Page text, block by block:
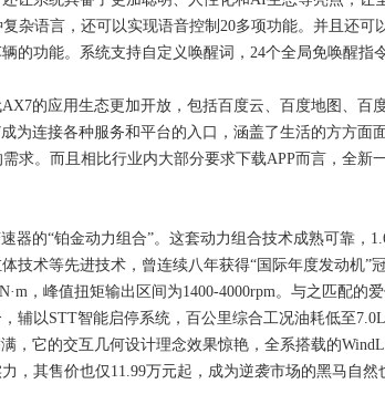
语言，还可以实现语音控制20多项功能。并且还可
的功能。系统支持自定义唤醒词，24个全局免唤醒指
的应用生态更加开放，包括百度云、百度地图、百度
为连接各种服务和平台的入口，涵盖了生活的方方面
求。而且相比行业内大部分要求下载APP而言，全新
的“铂金动力组合”。这套动力组合技术成熟可靠，
技术等先进技术，曾连续八年获得“国际年度发动机”
，峰值扭矩输出区间为1400-4000rpm。与之匹配的
辅以STT智能启停系统，百公里综合工况油耗低至7.0L
它的交互几何设计理念效果惊艳，全系搭载的
，其售价也仅11.99万元起，成为逆袭市场的黑马自然